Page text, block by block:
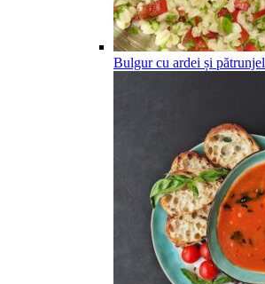
Bulgur cu ardei și pătrunjel